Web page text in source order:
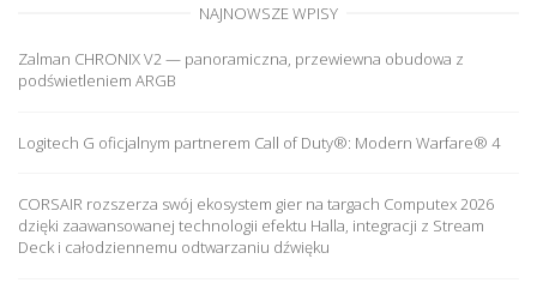
NAJNOWSZE WPISY
Zalman CHRONIX V2 — panoramiczna, przewiewna obudowa z
podświetleniem ARGB
Logitech G oficjalnym partnerem Call of Duty®: Modern Warfare® 4
CORSAIR rozszerza swój ekosystem gier na targach Computex 2026
dzięki zaawansowanej technologii efektu Halla, integracji z Stream
Deck i całodziennemu odtwarzaniu dźwięku